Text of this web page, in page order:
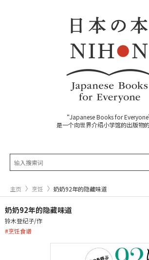
“Japanese Books for
是一个向世界介绍小学馆的出版物
主页 烹饪 奶奶92年的隐藏味道
奶奶92年的隐藏味道
铃木登纪子/作
#烹饪食谱